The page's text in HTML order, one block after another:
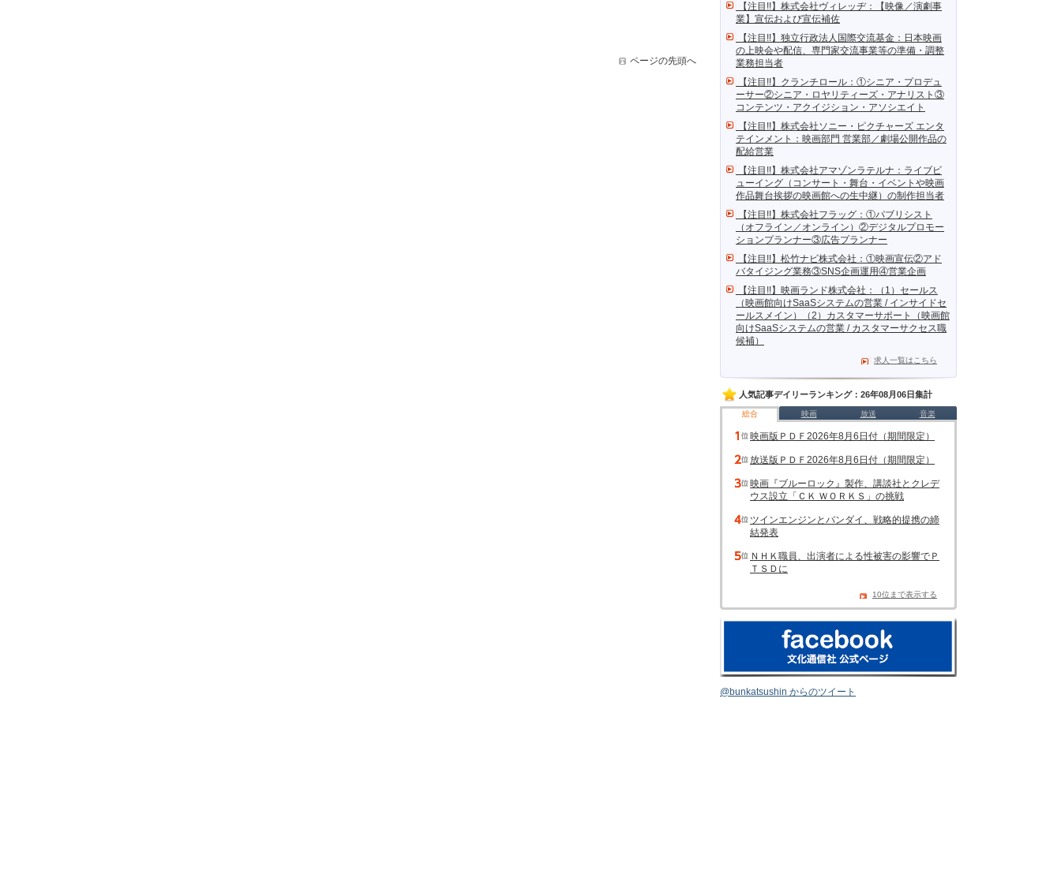
【注目!!】株式会社ヴィレッヂ：【映像／演劇事
業】宣伝および宣伝補佐
【注目!!】独立行政法人国際交流基金：日本映画
の上映会や配信、専門家交流事業等の準備・調整
業務担当者
【注目!!】クランチロール：①シニア・プロデュ
ーサー②シニア・ロヤリティーズ・アナリスト③
コンテンツ・アクイジション・アソシエイト
【注目!!】株式会社ソニー・ピクチャーズ エンタ
テインメント：映画部門 営業部／劇場公開作品の
配給営業
【注目!!】株式会社アマゾンラテルナ：ライブビ
ューイング（コンサート・舞台・イベントや映画
作品舞台挨拶の映画館への生中継）の制作担当者
【注目!!】株式会社フラッグ：①パブリシスト
（オフライン／オンライン）②デジタルプロモー
ションプランナー③広告プランナー
【注目!!】松竹ナビ株式会社：①映画宣伝②アド
バタイジング業務③SNS企画運用④営業企画
【注目!!】映画ランド株式会社：（1）セールス
（映画館向けSaaSシステムの営業 / インサイドセ
ールスメイン）（2）カスタマーサポート（映画館
向けSaaSシステムの営業 / カスタマーサクセス職
候補）
求人一覧はこちら
人気記事デイリーランキング：26年08月06日集計
総合 映画 放送 音楽
映画版ＰＤＦ2026年8月6日付（期間限定）
放送版ＰＤＦ2026年8月6日付（期間限定）
映画『ブルーロック』製作、講談社とクレデ
ウス設立「ＣＫ ＷＯＲＫＳ」の挑戦
ツインエンジンとバンダイ、戦略的提携の締
結発表
ＮＨＫ職員、出演者による性被害の影響でＰ
ＴＳＤに
10位まで表示する
@bunkatsushin からのツイート
ページの先頭へ